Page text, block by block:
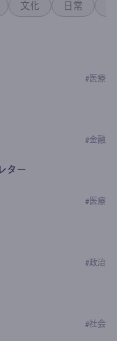
文化 日常
# 医療
#金融
ター
# 医療
#政治
#社会